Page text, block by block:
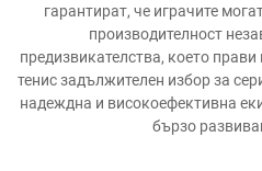
гарантират, че играчите
производителност
предизвикателства, което
тенис задължителен избор за
надеждна и високоефективна
бързо